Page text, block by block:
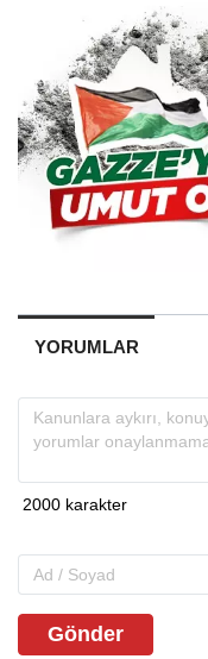
YORUMLAR
Gönder